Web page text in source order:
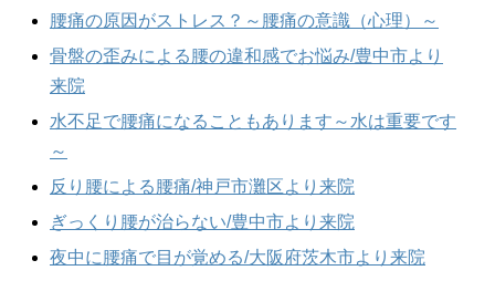
腰痛の原因がストレス？～腰痛の意識（心理）～
骨盤の歪みによる腰の違和感でお悩み/豊中市より
来院
水不足で腰痛になることもあります～水は重要です
～
反り腰による腰痛/神戸市灘区より来院
ぎっくり腰が治らない/豊中市より来院
夜中に腰痛で目が覚める/大阪府茨木市より来院